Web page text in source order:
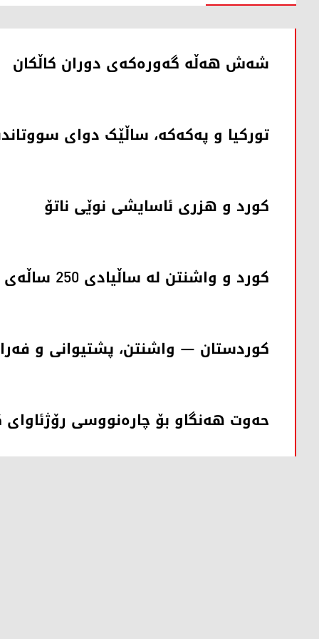
شەش هەڵە گەورەکەی دوران کاڵکان
تورکیا و پەکەکە، ساڵێک دوای
کورد و هزری ئاسایشی نوێی ناتۆ
کورد و واشنتن لە ساڵیادی 250 ساڵەی ئەمریکادا
کوردستان – واشنتن، پشتیوانی و
حەوت هەنگاو بۆ چارەنووسی